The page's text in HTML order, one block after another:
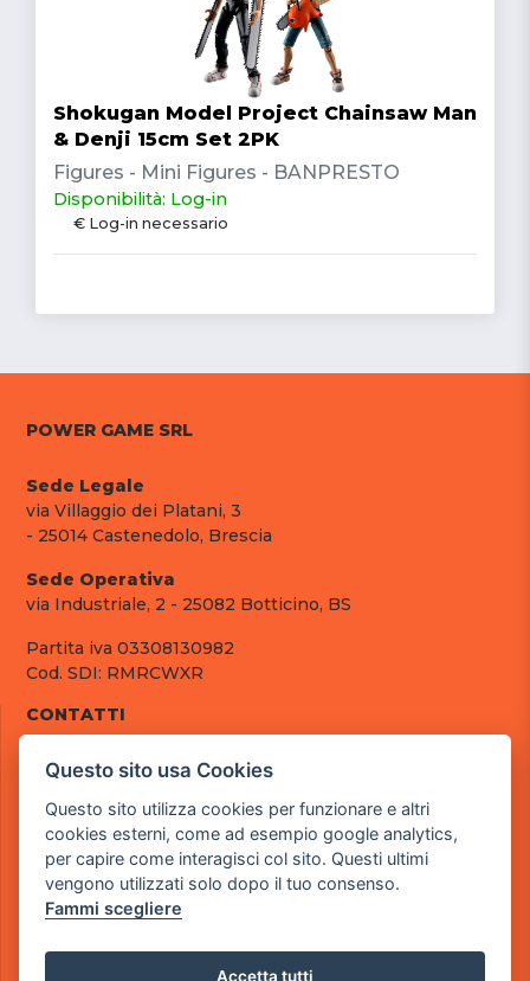
Shokugan Model Project Chainsaw Man
& Denji 15cm Set 2PK
Figures - Mini Figures - BANPRESTO
Disponibilità: Log-in
€ Log-in necessario
POWER GAME SRL
Sede Legale
via Villaggio dei Platani, 3
- 25014 Castenedolo, Brescia
Sede Operativa
via Industriale, 2 - 25082 Botticino, BS
Partita iva 03308130982
Cod. SDI: RMRCWXR
CONTATTI
tel.: +39 030 376 2377
pec: powergamesrl@legalmail.it
LINK UTILI
Chi siamo
Informazioni generali
Questo sito usa Cookies
Questo sito utilizza cookies per funzionare e altri
cookies esterni, come ad esempio google analytics,
per capire come interagisci col sito. Questi ultimi
vengono utilizzati solo dopo il tuo consenso.
Fammi scegliere
Accetta tutti